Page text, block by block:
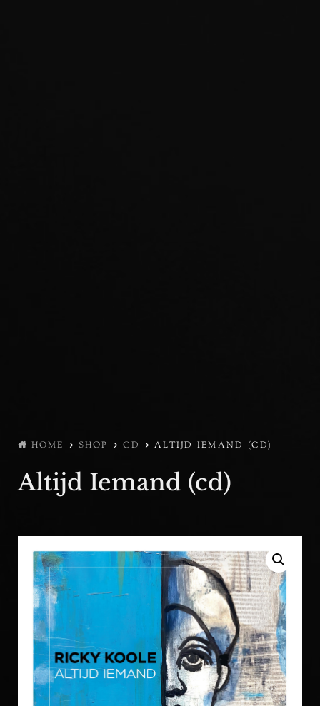
HOME SHOP CD ALTIJD IEMAND (CD)
Altijd Iemand (cd)